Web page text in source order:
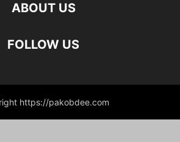
ABOUT US
FOLLOW US
https://pakobdee.com